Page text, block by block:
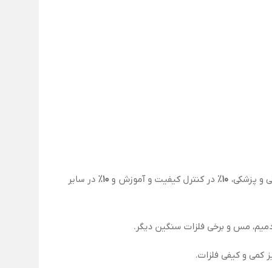
و پزشکی، ۱۰٪ در کنترل کیفیت و آموزش و ۱۰٪ در سایر
مس و برخی فلزات سنگین دیگر.
کمی و کیفی فلزات.